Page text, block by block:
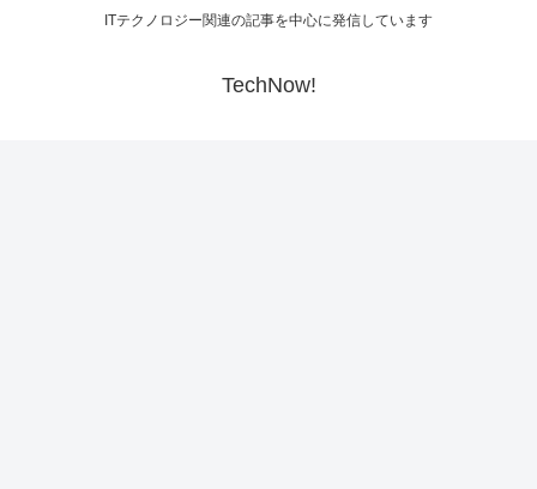
ITテクノロジー関連の記事を中心に発信しています
TechNow!